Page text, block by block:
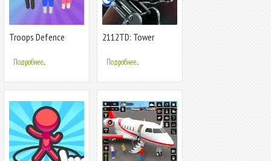
Troops Defence
Подробнее...
2112TD: Tower
Подробнее...